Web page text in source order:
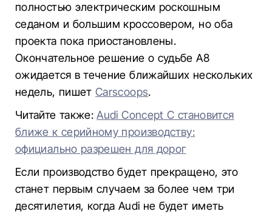
полностью электрическим роскошным
седаном и большим кроссовером, но оба
проекта пока приостановлены.
Окончательное решение о судьбе A8
ожидается в течение ближайших нескольких
недель, пишетCarscoops.
Читайте также:Audi Concept C становится
ближе к серийному производству:
официально разрешен для дорог
Если производство будет прекращено, это
станет первым случаем за более чем три
десятилетия, когда Audi не будет иметь